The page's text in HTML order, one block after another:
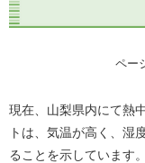
ペー
現在、山梨県内にて熱
トは、気温が高く、湿
ることを示しています